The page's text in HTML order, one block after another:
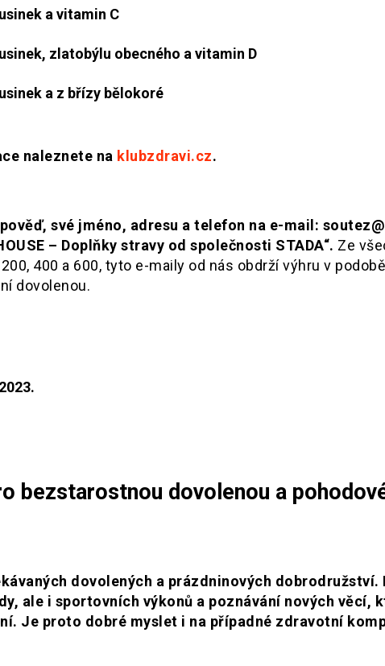
a vitamin C
zlatobýlu obecného a vitamin D
a z břízy bělokoré
naleznete na klubzdravi.cz.
své jméno, adresu a telefon na e-mail:
– Doplňky stravy od společnosti STADA“. Ze
400 a 600, tyto e-maily od nás obdrží výhru v
dovolenou.
bezstarostnou dovolenou a
dovolených a prázdninových dobrodružství.
ale i sportovních výkonů a poznávání nových věcí,
Je proto dobré myslet i na případné zdravotní